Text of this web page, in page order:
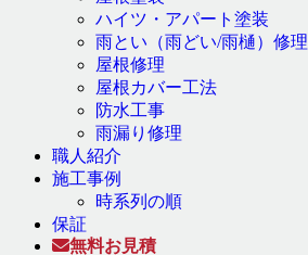
ハイツ・アパート塗装
雨とい（雨どい/雨樋）修理
屋根修理
屋根カバー工法
防水工事
雨漏り修理
職人紹介
施工事例
時系列の順
保証
無料お見積